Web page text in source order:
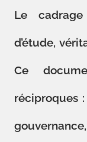
Le
d’étude,
Ce
réciproques